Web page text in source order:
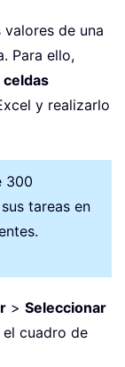
de una
Para ello,
celdas
y realizarlo
300
tareas en
> Seleccionar
cuadro de